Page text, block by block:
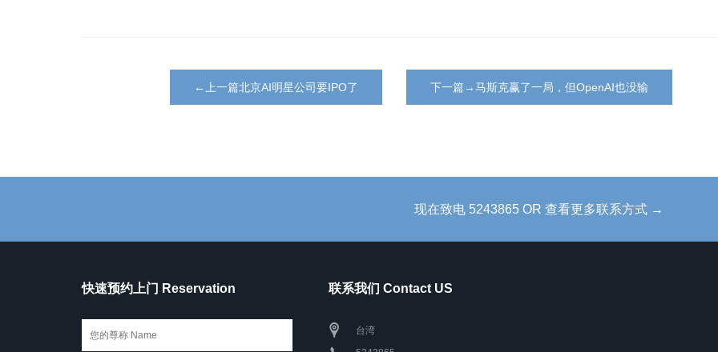
←上一篇北京AI明星公司要IPO了 下一篇→马斯克赢了一局，但OpenAI也没输
现在致电 5243865 OR 查看更多联系方式 →
快速预约上门 Reservation 联系我们 Contact US
台湾